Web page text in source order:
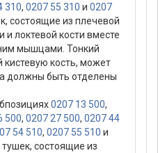
310, 0207 55 310 и 0207
состоящие из плечевой
и локтевой кости вместе
мышцами. Тонкий
кость, может
должны быть отделены
0207 13 500,
500, 0207 27 500, 0207 44
54 510, 0207 55 510 и
тушек, состоящие из